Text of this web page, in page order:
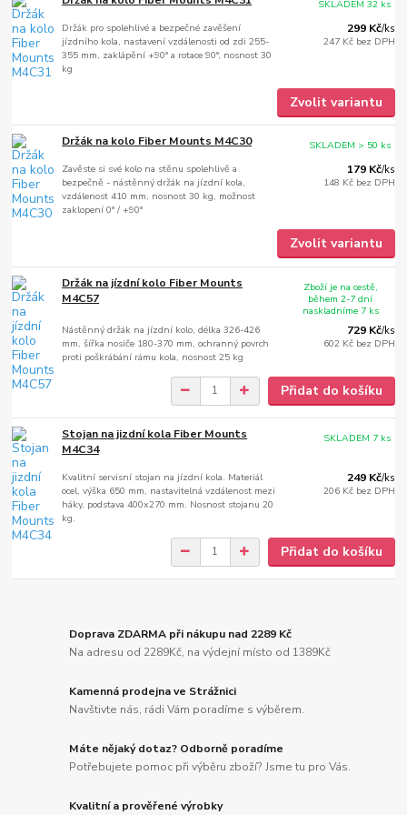
Držák pro spolehlivé a bezpečné zavěšení
jízdního kola, nastavení vzdálenosti od zdi 255-
355 mm, zaklápění +90° a rotace 90°, nosnost 30
kg
299 Kč/ks
247 Kč bez DPH
SKLADEM 32 ks
Zvolit variantu
Držák na kolo Fiber Mounts M4C30
Zavěste si své kolo na stěnu spolehlivě a
bezpečně - nástěnný držák na jízdní kola,
vzdálenost 410 mm, nosnost 30 kg, možnost
zaklopení 0° / +90°
179 Kč/ks
148 Kč bez DPH
SKLADEM > 50 ks
Zvolit variantu
Držák na jízdní kolo Fiber Mounts
M4C57
Nástěnný držák na jízdní kolo, délka 326-426
mm, šířka nosiče 180-370 mm, ochranný povrch
proti poškrábání rámu kola, nosnost 25 kg
729 Kč/ks
602 Kč bez DPH
Zboží je na cestě,
během 2-7 dní
naskladníme 7 ks
Přidat do košíku
Stojan na jizdní kola Fiber Mounts
M4C34
Kvalitní servisní stojan na jízdní kola. Materiál
ocel, výška 650 mm, nastavitelná vzdálenost mezi
háky, podstava 400x270 mm. Nosnost stojanu 20
kg.
249 Kč/ks
206 Kč bez DPH
SKLADEM 7 ks
Přidat do košíku
Doprava ZDARMA při nákupu nad 2289 Kč
Na adresu od 2289Kč, na výdejní místo od 1389Kč
Kamenná prodejna ve Strážnici
Navštivte nás, rádi Vám poradíme s výběrem.
Máte nějaký dotaz? Odborně poradíme
Potřebujete pomoc při výběru zboží? Jsme tu pro Vás.
Kvalitní a prověřené výrobky